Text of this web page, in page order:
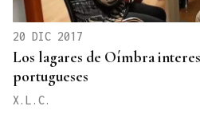
20 DIC 2017
Los lagares de Oímbra
portugueses
X.L.C.